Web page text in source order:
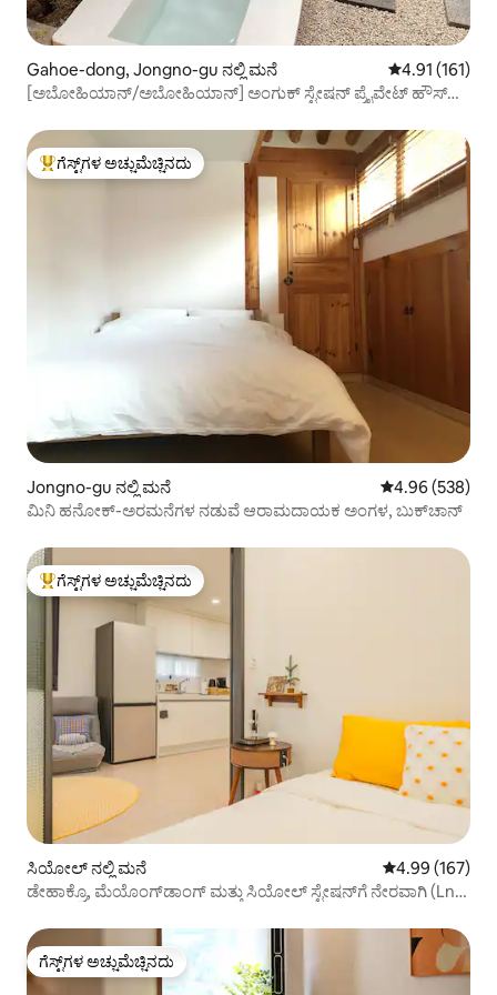
Gahoe-dong, Jongno-gu ನಲ್ಲಿ ಮನೆ 5 ರಲ್ಲಿ 4.91
4.91 (161)
[ಅಬೋಹಿಯಾನ್/ಅಬೋಹಿಯಾನ್] ಅಂಗುಕ್ ಸ್ಟೇಷನ್ ಪ್ರೈವೇಟ್ ಹೌಸ್
ಗೆಸ್ಟ್‌ಗಳಿಗೆ ಅತಿ ಹೆಚ್ಚು ಅಚ್ಚುಮೆಚ್ಚಿನದು
ಗೆಸ್ಟ್‌ಗಳ ಅಚ್ಚುಮೆಚ್ಚಿನದು
Jongno-gu ನಲ್ಲಿ ಮನೆ 5 ರಲ್ಲಿ 4.96
4.96 (538)
ಮಿನಿ ಹನೋಕ್-ಅರಮನೆಗಳ ನಡುವೆ ಆರಾಮದಾಯಕ ಅಂಗಳ, ಬುಕ್‌ಚಾನ್
ಗೆಸ್ಟ್‌ಗಳಿಗೆ ಅತಿ ಹೆಚ್ಚು ಅಚ್ಚುಮೆಚ್ಚಿನದು
ಗೆಸ್ಟ್‌ಗಳ ಅಚ್ಚುಮೆಚ್ಚಿನದು
ಸಿಯೋಲ್ ನಲ್ಲಿ ಮನೆ 5 ರಲ್ಲಿ 4.99
4.99 (167)
ಡೇಹಾಕ್ರೊ, ಮೆಯೊಂಗ್‌ಡಾಂಗ್ ಮತ್ತು ಸಿಯೋಲ್ ಸ್ಟೇಷನ್‌ಗೆ ನೇರವಾಗಿ (Ln
ಗೆಸ್ಟ್‌ಗಳ ಅಚ್ಚುಮೆಚ್ಚಿನದು
ಗೆಸ್ಟ್‌ಗಳ ಅಚ್ಚುಮೆಚ್ಚಿನದು